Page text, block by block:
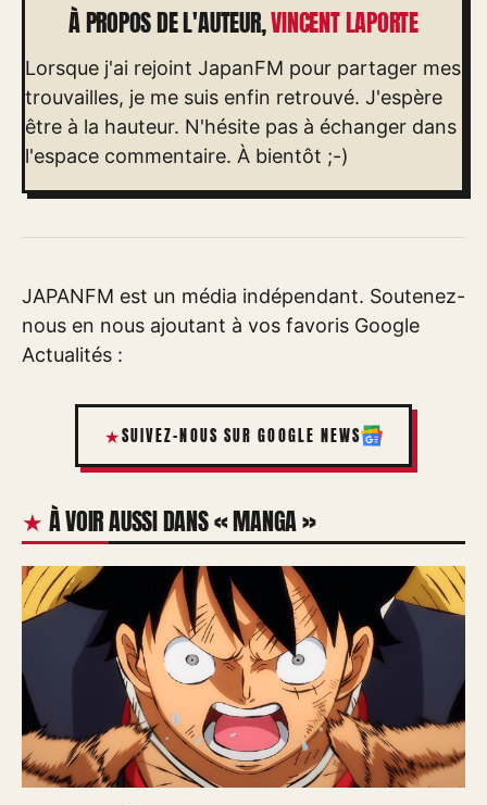
À PROPOS DE L'AUTEUR,VINCENT LAPORTE
Lorsque j'ai rejoint JapanFM pour partager mes
trouvailles, je me suis enfin retrouvé. J'espère
être à la hauteur. N'hésite pas à échanger dans
l'espace commentaire. À bientôt ;-)
JAPANFM est un média indépendant. Soutenez-
nous en nous ajoutant à vos favoris Google
Actualités :
SUIVEZ-NOUS SUR GOOGLE NEWS
À VOIR AUSSI DANS « MANGA »